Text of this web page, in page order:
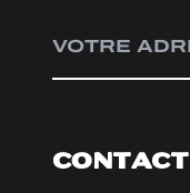
CONTACT